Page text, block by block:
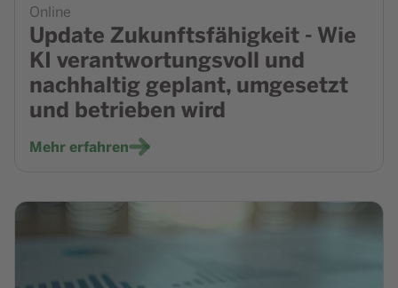
Online
Update Zukunftsfähigkeit - Wie
KI verantwortungsvoll und
nachhaltig geplant, umgesetzt
und betrieben wird
Mehr erfahren
Zur Veranstaltung Wissensbooster: